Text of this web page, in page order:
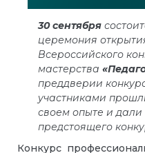
30 сентября
церемония
Всероссийского
мастерства
преддверии
участниками
своем опыте и дали
предстоящего
Конкурс